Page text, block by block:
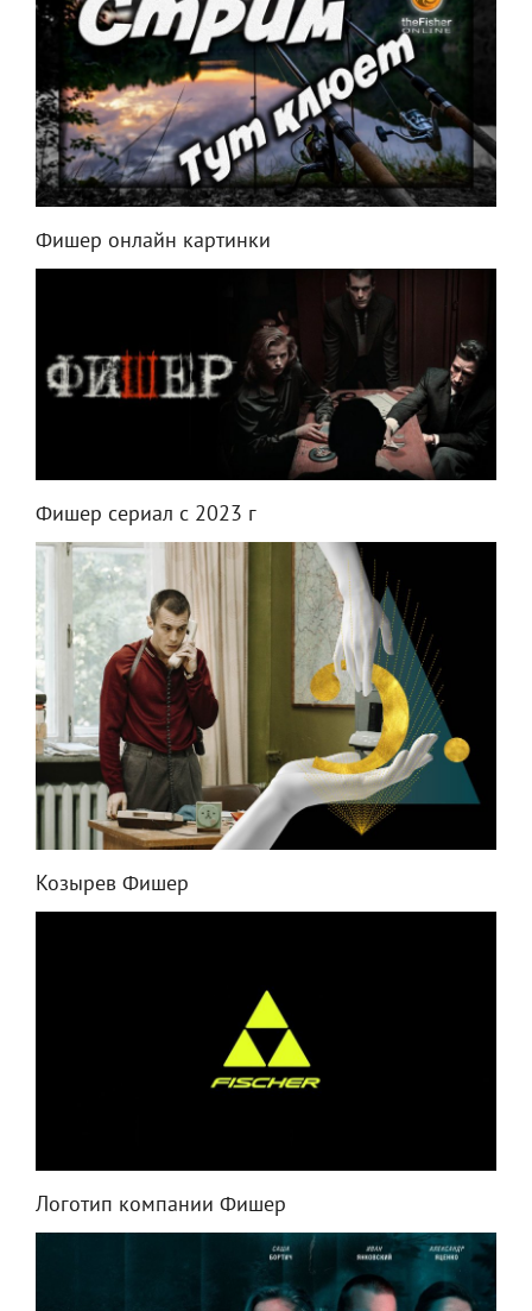
Фишер онлайн картинки
Фишер сериал с 2023 г
Козырев Фишер
Логотип компании Фишер